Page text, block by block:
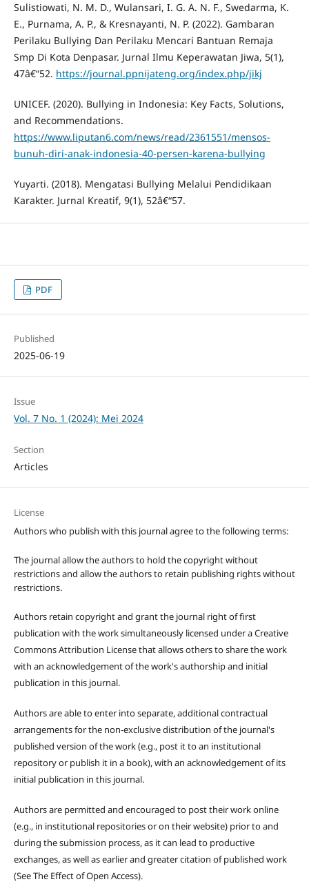
Sulistiowati, N. M. D., Wulansari, I. G. A. N. F., Swedarma, K.
E., Purnama, A. P., & Kresnayanti, N. P. (2022). Gambaran
Perilaku Bullying Dan Perilaku Mencari Bantuan Remaja
Smp Di Kota Denpasar. Jurnal Ilmu Keperawatan Jiwa, 5(1),
47â€“52. https://journal.ppnijateng.org/index.php/jikj
UNICEF. (2020). Bullying in Indonesia: Key Facts, Solutions,
and Recommendations.
https://www.liputan6.com/news/read/2361551/mensos-
bunuh-diri-anak-indonesia-40-persen-karena-bullying
Yuyarti. (2018). Mengatasi Bullying Melalui Pendidikaan
Karakter. Jurnal Kreatif, 9(1), 52â€“57.
PDF
Published
2025-06-19
Issue
Vol. 7 No. 1 (2024): Mei 2024
Section
Articles
License
Authors who publish with this journal agree to the following terms:
The journal allow the authors to hold the copyright without
restrictions and allow the authors to retain publishing rights without
restrictions.
Authors retain copyright and grant the journal right of first
publication with the work simultaneously licensed under a Creative
Commons Attribution License that allows others to share the work
with an acknowledgement of the work's authorship and initial
publication in this journal.
Authors are able to enter into separate, additional contractual
arrangements for the non-exclusive distribution of the journal's
published version of the work (e.g., post it to an institutional
repository or publish it in a book), with an acknowledgement of its
initial publication in this journal.
Authors are permitted and encouraged to post their work online
(e.g., in institutional repositories or on their website) prior to and
during the submission process, as it can lead to productive
exchanges, as well as earlier and greater citation of published work
(See The Effect of Open Access).